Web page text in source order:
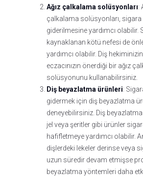
Ağız çalkalama solüsyonları:
çalkalama solüsyonları, sigara
giderilmesine yardımcı olabilir.
kaynaklanan kötü nefesi de
yardımcı olabilir. Diş
eczacınızın önerdiği bir ağız
solüsyonunu kullanabilirsiniz.
Diş beyazlatma ürünleri:
gidermek için diş beyazlatma
deneyebilirsiniz. Diş
jel veya şeritler gibi ürünler
hafifletmeye yardımcı olabilir.
dişlerdeki lekeler derinse veya
uzun süredir devam etmişse
beyazlatma yöntemleri daha